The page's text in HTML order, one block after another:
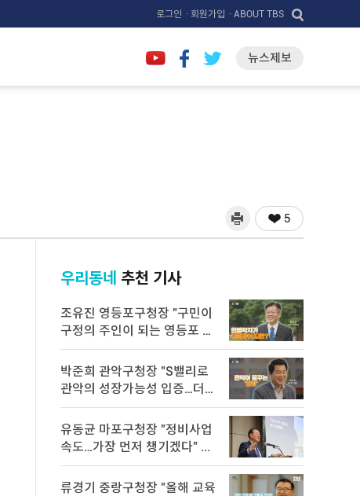
로그인 · 회원가입 · ABOUT TBS
뉴스제보
5
우리동네 추천 기사
조유진 영등포구청장 "구민이
구정의 주인이 되는 영등포 만
들 ...
박준희 관악구청장 "S밸리로
관악의 성장가능성 입증…더욱
속 ...
유동균 마포구청장 "정비사업
속도…가장 먼저 챙기겠다" ...
류경기 중랑구청장 "올해 교육